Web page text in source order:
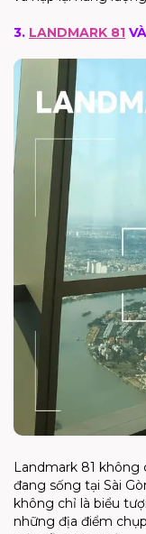
3. LANDMARK 81
Landmark 81 không
đang sống tại Sài
không chỉ là biểu
những địa điểm